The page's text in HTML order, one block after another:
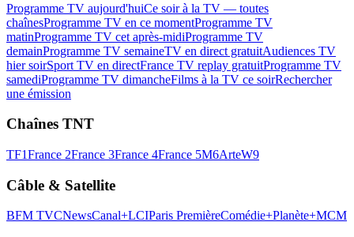
Programme TV aujourd'huiCe soir à la TV — toutes
chaînesProgramme TV en ce momentProgramme TV
matinProgramme TV cet après-midiProgramme TV
demainProgramme TV semaineTV en direct gratuitAudiences TV
hier soirSport TV en directFrance TV replay gratuitProgramme TV
samediProgramme TV dimancheFilms à la TV ce soirRechercher
une émission
Chaînes TNT
TF1France 2France 3France 4France 5M6ArteW9
Câble & Satellite
BFM TVCNewsCanal+LCIParis PremièreComédie+Planète+MCM